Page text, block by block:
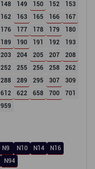
148 149 150 152
153
162 163 165 166
167
176 177 178 179
180
189 190 191 192
193
203 204 205 207
208
252 255 256 258
262
288 289 295 307
309
612 622 658 700
701
959
N9 N10 N14
N16
N94